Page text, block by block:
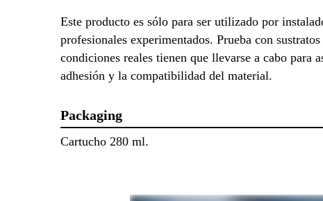
Este producto es sólo para ser utilizado por
profesionales experimentados. Prueba con
condiciones reales tienen que llevarse a cabo para
adhesión y la compatibilidad del material.
Packaging
Cartucho 280 ml.